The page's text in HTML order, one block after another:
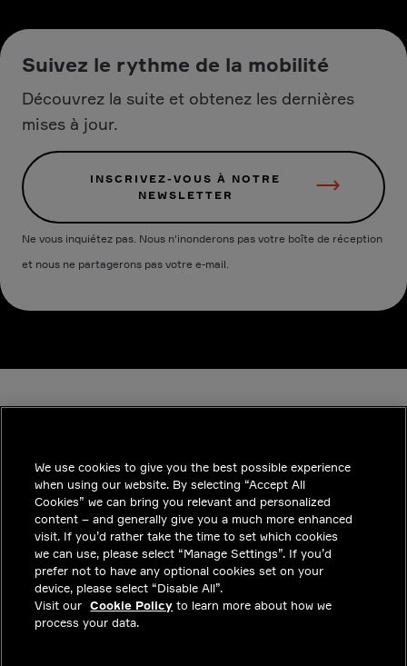
Suivez le rythme de la mobilité
Découvrez la suite et obtenez les dernières
mises à jour.
INSCRIVEZ-VOUS À NOTRE
NEWSLETTER
Ne vous inquiétez pas. Nous n'inonderons pas votre boîte de réception
et nous ne partagerons pas votre e-mail.
INDUSTRIES
INSIGHTS
SOLUTIONS
CARRIERES
INVESTISSEURS
We use cookies to give you the best possible experience
when using our website. By selecting “Accept All
Cookies” we can bring you relevant and personalized
content – and generally give you a much more enhanced
visit. If you’d rather take the time to set which cookies
we can use, please select “Manage Settings”. If you’d
prefer not to have any optional cookies set on your
device, please select “Disable All”.
Visit our Cookie Policy to learn more about how we
process your data.